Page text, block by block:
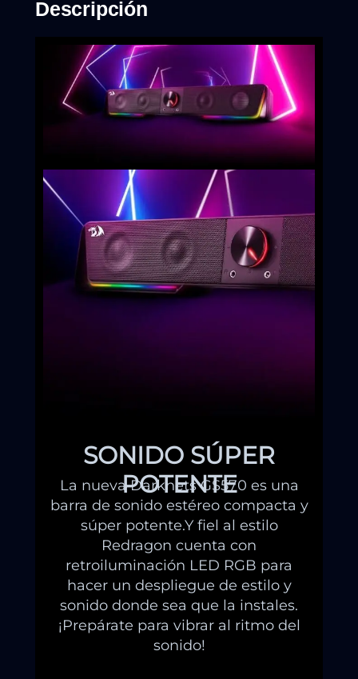
Descripción
SONIDO SÚPER
POTENTE
La nueva Darknets GS570 es una
barra de sonido estéreo compacta y
súper potente.Y fiel al estilo
Redragon cuenta con
retroiluminación LED RGB para
hacer un despliegue de estilo y
sonido donde sea que la instales.
¡Prepárate para vibrar al ritmo del
sonido!